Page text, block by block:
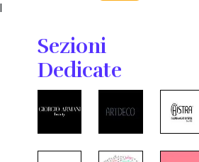
Sezioni
Dedicate